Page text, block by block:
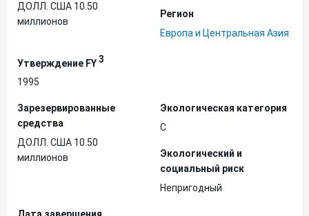
ДОЛЛ. США 10.50
миллионов
Регион
Европа и Центральная Азия
Утверждение FY3
1995
Зарезервированные
средства
ДОЛЛ. США 10.50
миллионов
Экологическая категория
C
Экологический и
социальный риск
Непригодный